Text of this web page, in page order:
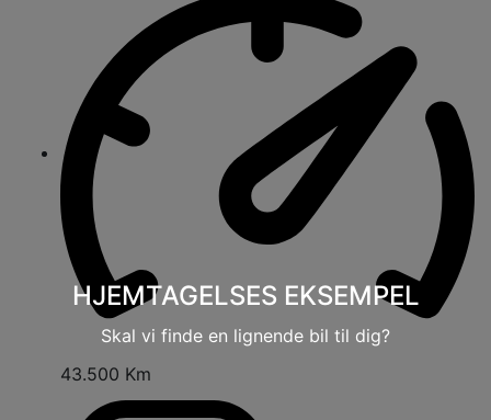
HJEMTAGELSES EKSEMPEL
Skal vi finde en lignende bil til dig?
43.500 Km